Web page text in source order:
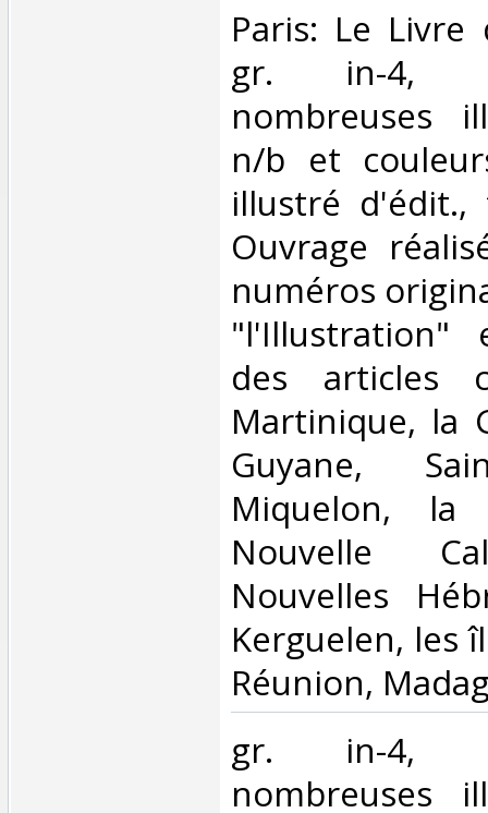
‎Paris: Le Livre
gr. in-4,
nombreuses
n/b et
illustré
Ouvrage
numéros
"l'Illustration"
des articles
Martinique, la
Guyane,
Miquelon, la
Nouvelle
Nouvelles
Kerguelen, les
Réunion,
‎gr. in-4,
nombreuses